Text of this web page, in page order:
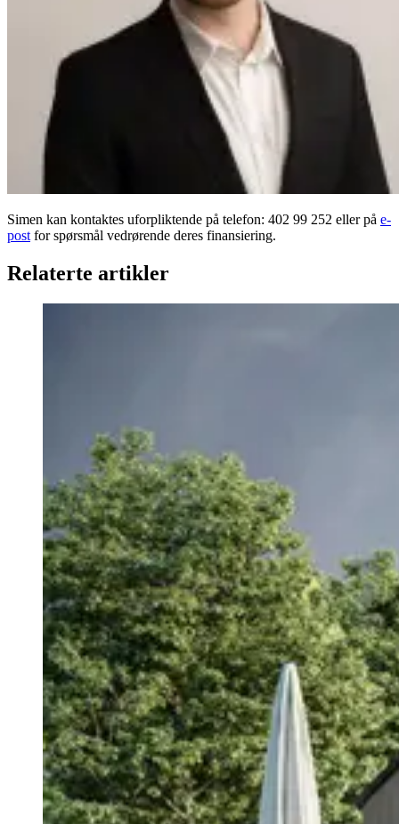
Simen kan kontaktes uforpliktende på telefon: 402 99 252 eller på e-
post for spørsmål vedrørende deres finansiering.
Relaterte artikler